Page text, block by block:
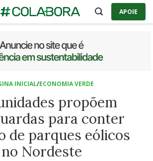
APOIE
INICIAL/ECONOMIA VERDE
propõem
para conter
de parques eólicos
no Nordeste